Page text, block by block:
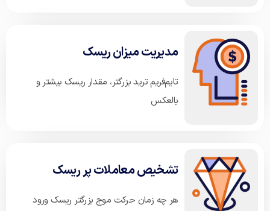
مدیریت میزان ریسک
تایم‌فریم ترید بزرگتر، مقدار ریسک بیشتر و
بالعکس
تشخیص معاملات پر ریسک
هر چه زمان حرکت موج بزرگتر ریسک ورود